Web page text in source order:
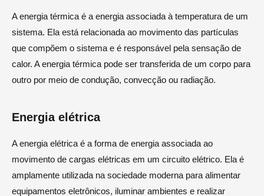
A energia térmica é a energia associada à temperatura de um
sistema. Ela está relacionada ao movimento das partículas
que compõem o sistema e é responsável pela sensação de
calor. A energia térmica pode ser transferida de um corpo para
outro por meio de condução, convecção ou radiação.
Energia elétrica
A energia elétrica é a forma de energia associada ao
movimento de cargas elétricas em um circuito elétrico. Ela é
amplamente utilizada na sociedade moderna para alimentar
equipamentos eletrônicos, iluminar ambientes e realizar